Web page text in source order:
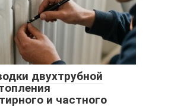
двухтрубной
и частного